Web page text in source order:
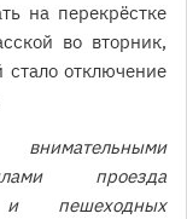
на перекрёстке
во вторник,
отключение
проезда
и пешеходных